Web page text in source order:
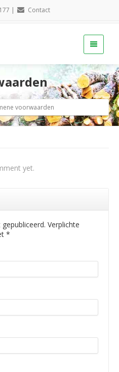
| Contact
voorwaarden
yet.
Verplichte
*